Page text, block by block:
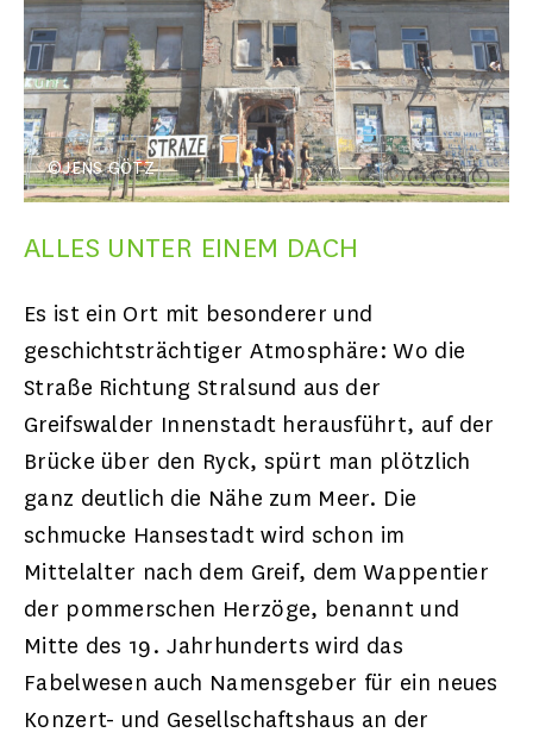
©JENS GÖTZ
ALLES UNTER EINEM DACH
Es ist ein Ort mit besonderer und
geschichtsträchtiger Atmosphäre: Wo die
Straße Richtung Stralsund aus der
Greifswalder Innenstadt herausführt, auf der
Brücke über den Ryck, spürt man plötzlich
ganz deutlich die Nähe zum Meer. Die
schmucke Hansestadt wird schon im
Mittelalter nach dem Greif, dem Wappentier
der pommerschen Herzöge, benannt und
Mitte des 19. Jahrhunderts wird das
Fabelwesen auch Namensgeber für ein neues
Konzert- und Gesellschaftshaus an der